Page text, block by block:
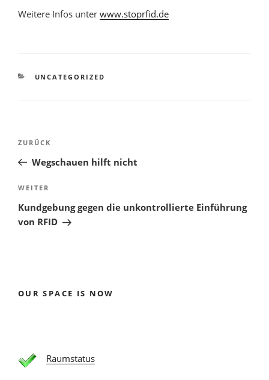
Weitere Infos unter www.stoprfid.de
KATEGORIEN
UNCATEGORIZED
Beitragsnavigation
Vorheriger
Beitrag
ZURÜCK
Wegschauen hilft nicht
Nächster
Beitrag
WEITER
Kundgebung gegen die unkontrollierte Einführung
von RFID
OUR SPACE IS NOW
Raumstatus